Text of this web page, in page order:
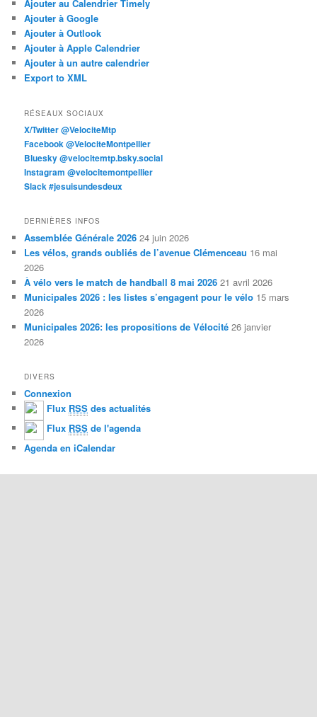
Ajouter au Calendrier Timely
Ajouter à Google
Ajouter à Outlook
Ajouter à Apple Calendrier
Ajouter à un autre calendrier
Export to XML
RÉSEAUX SOCIAUX
X/Twitter @VelociteMtp
Facebook @VelociteMontpellier
Bluesky @velocitemtp.bsky.social
Instagram @velocitemontpellier
Slack #jesuisundesdeux
DERNIÈRES INFOS
Assemblée Générale 2026 24 juin 2026
Les vélos, grands oubliés de l’avenue Clémenceau 16 mai
2026
À vélo vers le match de handball 8 mai 2026 21 avril 2026
Municipales 2026 : les listes s’engagent pour le vélo 15 mars
2026
Municipales 2026: les propositions de Vélocité 26 janvier
2026
DIVERS
Connexion
Flux RSS des actualités
Flux RSS de l'agenda
Agenda en iCalendar